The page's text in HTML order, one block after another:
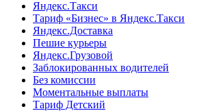
Яндекс.Такси
Тариф «Бизнес» в Яндекс.Такси
Яндекс.Доставка
Пешие курьеры
Яндекс.Грузовой
Заблокированных водителей
Без комиссии
Моментальные выплаты
Тариф Детский